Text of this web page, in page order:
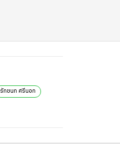
รักชนก ศรีนอก